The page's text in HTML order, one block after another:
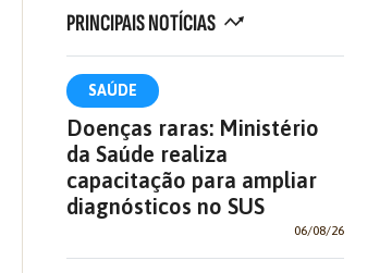
PRINCIPAIS NOTÍCIAS
SAÚDE
Doenças raras: Ministério
da Saúde realiza
capacitação para ampliar
diagnósticos no SUS
06/08/26